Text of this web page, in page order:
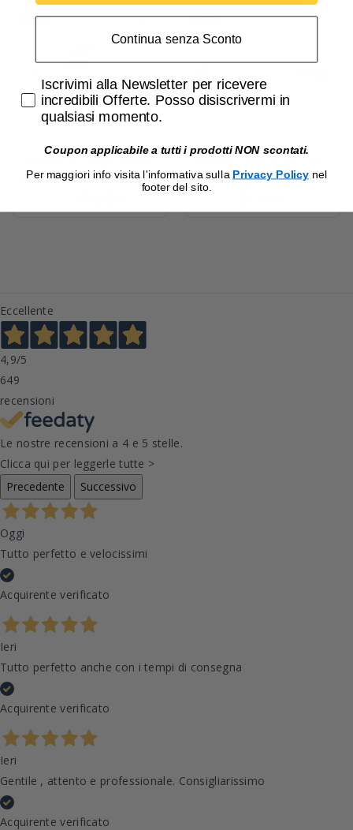
-3%
Staffa di fissaggio a palo
per quadri in Vetroresina
B04582
-3%
quadri VTR 06 28 Moduli
Bocchiotti B04643
Eccellente
4,9/5
649
recensioni
Le nostre recensioni a 4 e 5 stelle.
Clicca qui per leggerle tutte >
Precedente
Successivo
Oggi
Tutto perfetto e velocissimi
Acquirente verificato
Ieri
Tutto perfetto anche con i tempi di consegna
Acquirente verificato
Ieri
Gentile , attento e professionale. Consigliarissimo
Acquirente verificato
Continua senza Sconto
Accetta di ricevere email promozionali
Iscrivimi alla Newsletter per ricevere
incredibili Offerte. Posso disiscrivermi in
qualsiasi momento.
Coupon applicabile a tutti i prodotti NON scontati.
Per maggiori info visita l'informativa sulla Privacy Policy nel
footer del sito.